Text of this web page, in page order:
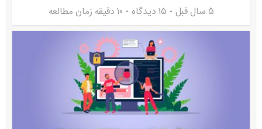
5 سال قبل ۱۵ دیدگاه 10 دقیقه زمان مطالعه